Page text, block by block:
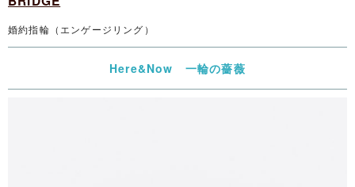
婚約指輪（エンゲージリング）
Here&Now 一輪の薔薇